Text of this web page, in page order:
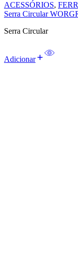
ACESSÓRIOS,
Serra Circular
Serra Circular
Adicionar